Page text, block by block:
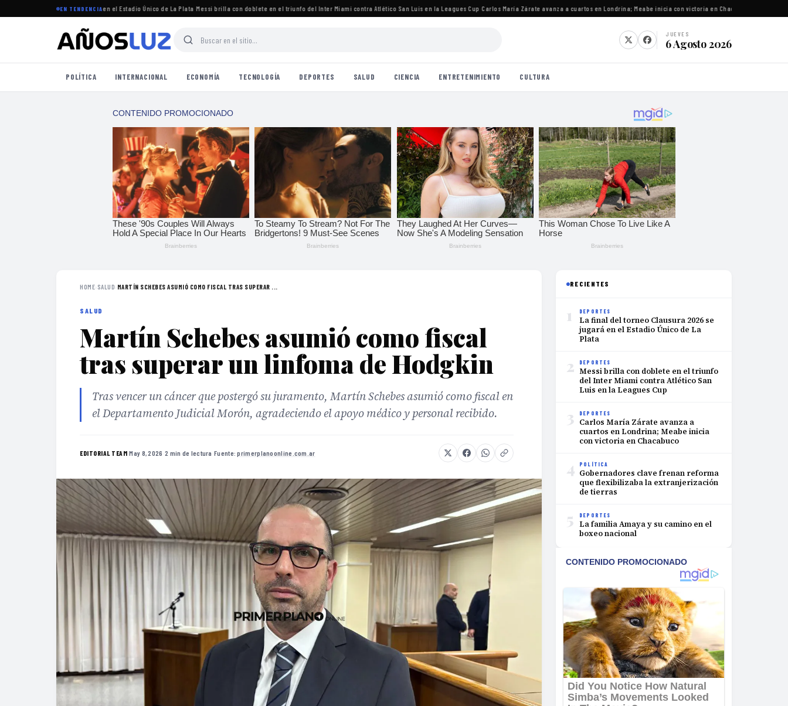
EN TENDENCIA
Clausura 2026 se jugará en el Estadio Único de La Plata·Messi brilla con doblete en el triunfo del Inter Miami contra Atlético San Luis en la Leagues Cup ·Carlos María Zárate avanza a cuartos en Londrina; Meabe inicia con victoria en Chacabuco
JUEVES
6 Agosto 2026
POLÍTICA INTERNACIONAL ECONOMÍA TECNOLOGÍA DEPORTES SALUD CIENCIA ENTRETENIMIENTO CULTURA
HOME› SALUD› MARTÍN SCHEBES ASUMIÓ COMO FISCAL TRAS SUPERAR ...
SALUD
Martín Schebes asumió como fiscal
tras superar un linfoma de Hodgkin
Tras vencer un cáncer que postergó su juramento, Martín Schebes asumió como fiscal en
el Departamento Judicial Morón, agradeciendo el apoyo médico y personal recibido.
EDITORIAL TEAM·May 8, 2026 ·2 min de lectura ·Fuente:primerplanoonline.com.ar
RECIENTES
1 DEPORTES
La final del torneo Clausura 2026 se
jugará en el Estadio Único de La
Plata
2 DEPORTES
Messi brilla con doblete en el triunfo
del Inter Miami contra Atlético San
Luis en la Leagues Cup
3 DEPORTES
Carlos María Zárate avanza a
cuartos en Londrina; Meabe inicia
con victoria en Chacabuco
4 POLÍTICA
Gobernadores clave frenan reforma
que flexibilizaba la extranjerización
de tierras
5 DEPORTES
La familia Amaya y su camino en el
boxeo nacional